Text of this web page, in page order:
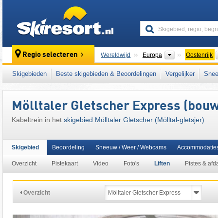
Regio selecteren Wereldwijd Europa Continenten
Oostenrijk
Dit skigebied ligt ook in: Goldberggroep,
centrale deel van de oostelijke Alpen
Europese Unie
Skigebieden Beste skigebieden & Beoordelingen Vergelijker
Mölltaler Gletscher Express
Kabeltrein in het skigebied Mölltaler Gletscher (Mölltal-gletsjer)
Skigebied
Overzicht Pistekaart Video Foto's Liften Pistes &
Beoordeling Sneeuw / Weer / Webcams
Overzicht